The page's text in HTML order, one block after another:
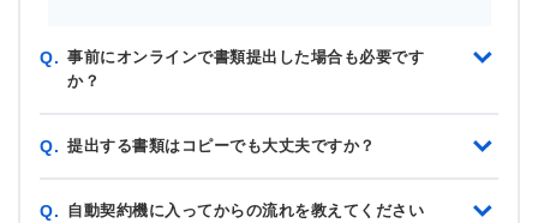
Q. 事前にオンラインで書類提出した場合も必要です
か？
Q. 提出する書類はコピーでも大丈夫ですか？
Q. 自動契約機に入ってからの流れを教えてください